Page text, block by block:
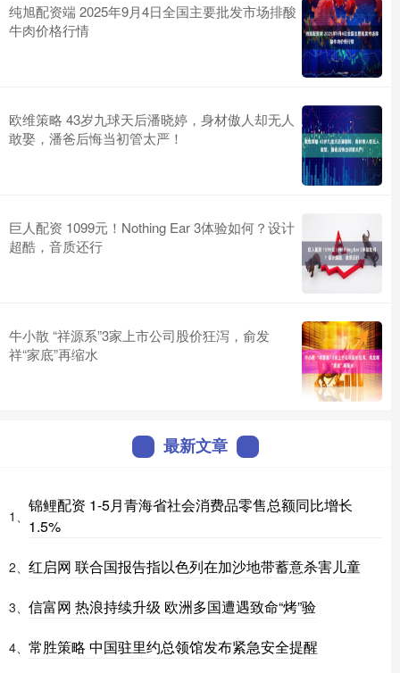
纯旭配资端 2025年9月4日全国主要批发市场排酸
牛肉价格行情
欧维策略 43岁九球天后潘晓婷，身材傲人却无人
敢娶，潘爸后悔当初管太严！
巨人配资 1099元！Nothing Ear 3体验如何？设计
超酷，音质还行
牛小散 “祥源系”3家上市公司股价狂泻，俞发
祥“家底”再缩水
最新文章
1、
锦鲤配资 1-5月青海省社会消费品零售总额同比增长
1.5%
2、 红启网 联合国报告指以色列在加沙地带蓄意杀害儿童
3、 信富网 热浪持续升级 欧洲多国遭遇致命“烤”验
4、 常胜策略 中国驻里约总领馆发布紧急安全提醒